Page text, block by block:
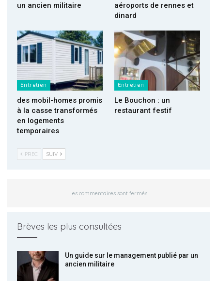
un ancien militaire
aéroports de rennes et
dinard
Entretien
des mobil-homes promis
à la casse transformés
en logements
temporaires
Entretien
Le Bouchon : un
restaurant festif
PREC SUIV
Les commentaires sont fermés.
Brèves les plus consultées
Un guide sur le management publié par un
ancien militaire